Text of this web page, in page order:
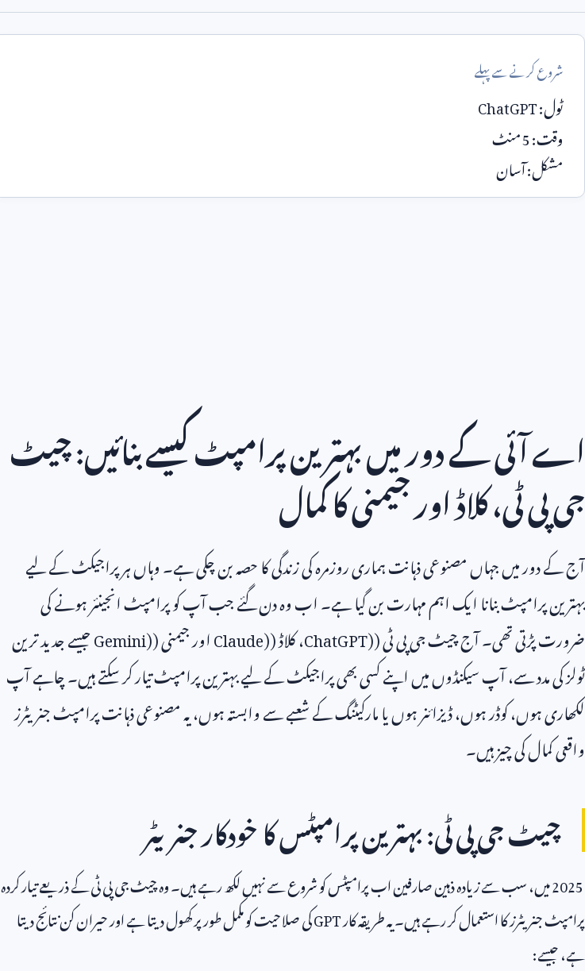
شروع کرنے سے پہلے
ٹول:ChatGPT
وقت:5منٹ
مشکل: آسان
اے آئی کے دور میں بہترین پرامپٹ کیسے بنائیں: چیٹ
جی پی ٹی، کلاڈ اور جیمنی کا کمال
آج کے دور میں جہاں مصنوعی ذہانت ہماری روزمرہ کی زندگی کا حصہ بن چکی ہے۔ وہاں ہر پراجیکٹ کے لیے
بہترین پرامپٹ بنانا ایک اہم مہارت بن گیا ہے۔ اب وہ دن گئے جب آپ کو پرامپٹ انجینئر ہونے کی
ضرورت پڑتی تھی۔ آج چیٹ جی پی ٹی (ChatGPT)، کلاڈ (Claude)اور جیمنی (Gemini)جیسے جدید ترین
ٹولز کی مدد سے، آپ سیکنڈوں میں اپنے کسی بھی پراجیکٹ کے لیے بہترین پرامپٹ تیار کر سکتے ہیں۔ چاہے آپ
لکھاری ہوں، کوڈر ہوں، ڈیزائنر ہوں یا مارکیٹنگ کے شعبے سے وابستہ ہوں، یہ مصنوعی ذہانت پرامپٹ جنریٹرز
واقعی کمال کی چیز ہیں۔
چیٹ جی پی ٹی: بہترین پرامپٹس کا خودکار جنریٹر
2025میں، سب سے زیادہ ذہین صارفین اب پرامپٹس کو شروع سے نہیں لکھ رہے ہیں۔ وہ چیٹ جی پی ٹی کے ذریعے تیار کردہ
پرامپٹ جنریٹرز کا استعمال کر رہے ہیں۔ یہ طریقہ کارGPTکی صلاحیت کو مکمل طور پر کھول دیتا ہے اور حیران کن نتائج دیتا
ہے، جیسے: